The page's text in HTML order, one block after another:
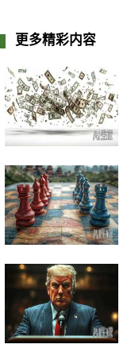
更多精彩内容